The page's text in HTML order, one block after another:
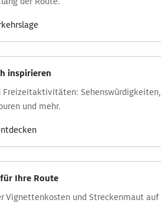
inspirieren
Freizeit­aktivitäten: Sehens­würdig­keiten,
und mehr.
Ihre Route
Vignettenkosten und Streckenmaut auf